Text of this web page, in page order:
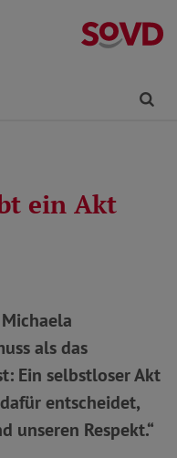
ein Akt
als das
Ein selbstloser Akt
entscheidet,
unseren Respekt.“